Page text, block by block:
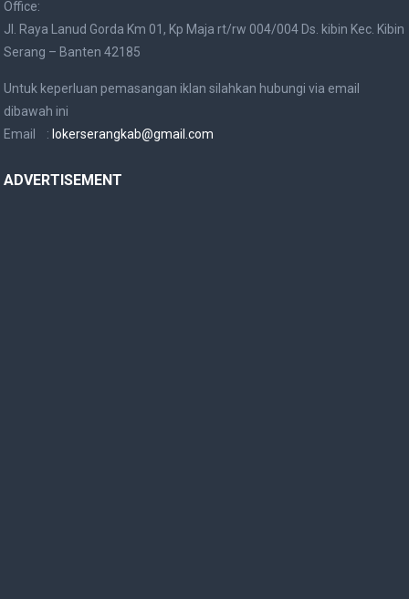
Office:
Jl. Raya Lanud Gorda Km 01, Kp Maja rt/rw 004/004 Ds. kibin Kec. Kibin
Serang – Banten 42185
Untuk keperluan pemasangan iklan silahkan hubungi via email
dibawah ini
Email : lokerserangkab@gmail.com
ADVERTISEMENT